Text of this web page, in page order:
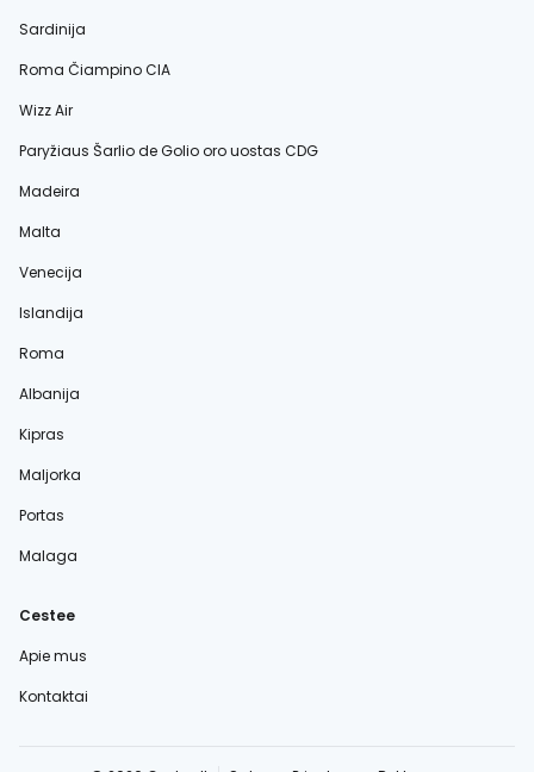
Sardinija
Roma Čiampino CIA
Wizz Air
Paryžiaus Šarlio de Golio oro uostas CDG
Madeira
Malta
Venecija
Islandija
Roma
Albanija
Kipras
Maljorka
Portas
Malaga
Cestee
Apie mus
Kontaktai